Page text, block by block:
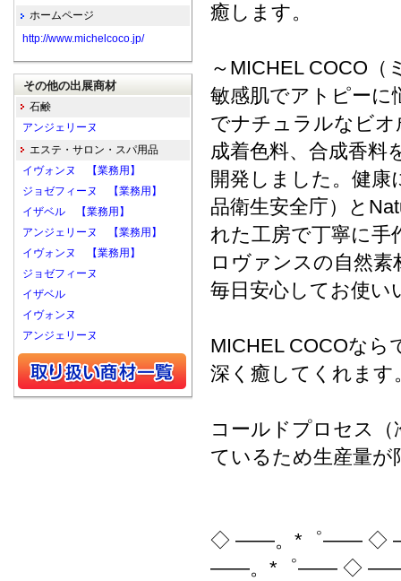
癒します。
～MICHEL COCO
敏感肌でアトピー
でナチュラルなビオ
成着色料、合成香料
開発しました。健康
品衛生安全庁）と
れた工房で丁寧に
ロヴァンスの自然
毎日安心してお使い
MICHEL COCOな
深く癒してくれます
コールドプロセス
ているため生産量
◇ ――。*゜―― ◇
――。*゜―― ◇
ホームページ
http://www.michelcoco.jp/
その他の出展商材
石鹸
アンジェリーヌ
エステ・サロン・スパ用品
イヴォンヌ 【業務用】
ジョゼフィーヌ 【業務用】
イザベル 【業務用】
アンジェリーヌ 【業務用】
イヴォンヌ 【業務用】
ジョゼフィーヌ
イザベル
イヴォンヌ
アンジェリーヌ